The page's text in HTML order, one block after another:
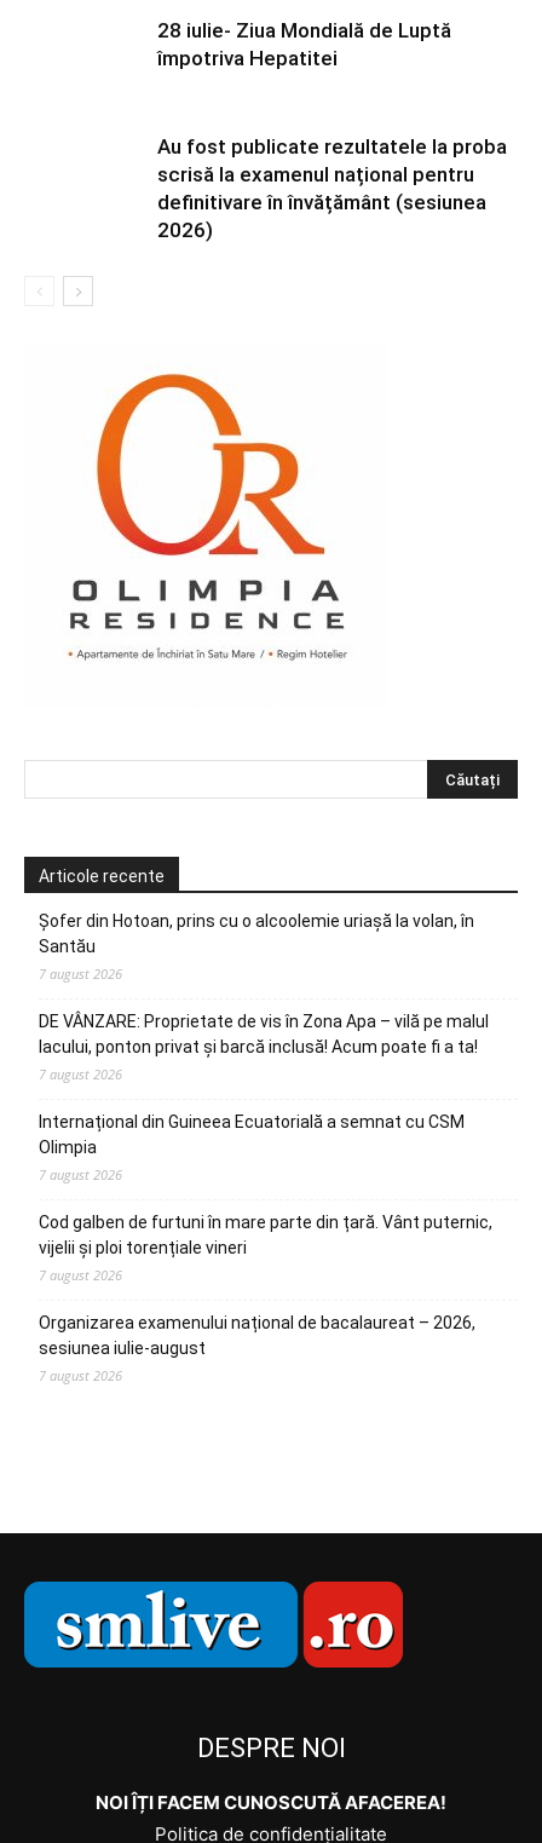
28 iulie- Ziua Mondială de Luptă
împotriva Hepatitei
Au fost publicate rezultatele la proba
scrisă la examenul național pentru
definitivare în învățământ (sesiunea
2026)
Articole recente
Șofer din Hotoan, prins cu o alcoolemie uriașă la volan, în
Santău
7 august 2026
DE VÂNZARE: Proprietate de vis în Zona Apa – vilă pe malul
lacului, ponton privat și barcă inclusă! Acum poate fi a ta!
7 august 2026
Internațional din Guineea Ecuatorială a semnat cu CSM
Olimpia
7 august 2026
Cod galben de furtuni în mare parte din țară. Vânt puternic,
vijelii și ploi torențiale vineri
7 august 2026
Organizarea examenului național de bacalaureat – 2026,
sesiunea iulie-august
7 august 2026
DESPRE NOI
NOI ÎȚI FACEM CUNOSCUTĂ AFACEREA!
Politica de confidențialitate